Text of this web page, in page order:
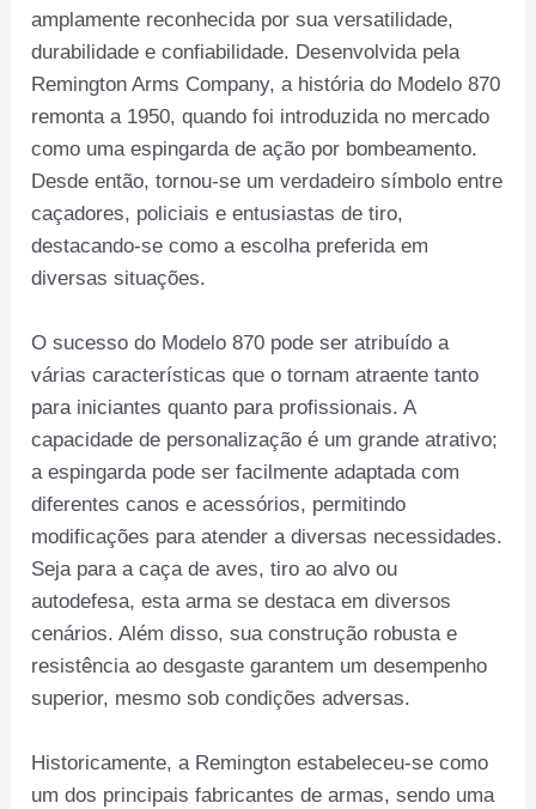
amplamente reconhecida por sua versatilidade,
durabilidade e confiabilidade. Desenvolvida pela
Remington Arms Company, a história do Modelo 870
remonta a 1950, quando foi introduzida no mercado
como uma espingarda de ação por bombeamento.
Desde então, tornou-se um verdadeiro símbolo entre
caçadores, policiais e entusiastas de tiro,
destacando-se como a escolha preferida em
diversas situações.
O sucesso do Modelo 870 pode ser atribuído a
várias características que o tornam atraente tanto
para iniciantes quanto para profissionais. A
capacidade de personalização é um grande atrativo;
a espingarda pode ser facilmente adaptada com
diferentes canos e acessórios, permitindo
modificações para atender a diversas necessidades.
Seja para a caça de aves, tiro ao alvo ou
autodefesa, esta arma se destaca em diversos
cenários. Além disso, sua construção robusta e
resistência ao desgaste garantem um desempenho
superior, mesmo sob condições adversas.
Historicamente, a Remington estabeleceu-se como
um dos principais fabricantes de armas, sendo uma